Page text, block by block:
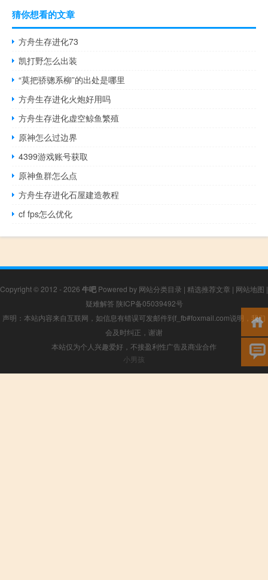
猜你想看的文章
方舟生存进化73
凯打野怎么出装
“莫把骄骢系柳”的出处是哪里
方舟生存进化火炮好用吗
方舟生存进化虚空鲸鱼繁殖
原神怎么过边界
4399游戏账号获取
原神鱼群怎么点
方舟生存进化石屋建造教程
cf fps怎么优化
Copyright © 2012 - 2026 牛吧 Powered by 网站分类目录 | 精选推荐文章 | 网站地图 |
疑难解答 陕ICP备05039492号
声明：本站内容来自互联网，如信息有错误可发邮件到f_fb#foxmail.com说明，我们
会及时纠正，谢谢
本站仅为个人兴趣爱好，不接盈利性广告及商业合作
小男孩